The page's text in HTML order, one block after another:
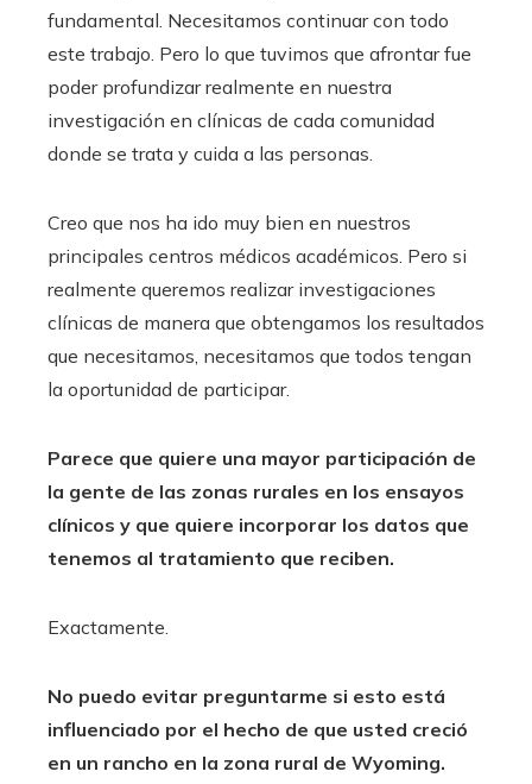
fundamental. Necesitamos continuar con todo
este trabajo. Pero lo que tuvimos que afrontar fue
poder profundizar realmente en nuestra
investigación en clínicas de cada comunidad
donde se trata y cuida a las personas.
Creo que nos ha ido muy bien en nuestros
principales centros médicos académicos. Pero si
realmente queremos realizar investigaciones
clínicas de manera que obtengamos los resultados
que necesitamos, necesitamos que todos tengan
la oportunidad de participar.
Parece que quiere una mayor participación de
la gente de las zonas rurales en los ensayos
clínicos y que quiere incorporar los datos que
tenemos al tratamiento que reciben.
Exactamente.
No puedo evitar preguntarme si esto está
influenciado por el hecho de que usted creció
en un rancho en la zona rural de Wyoming.